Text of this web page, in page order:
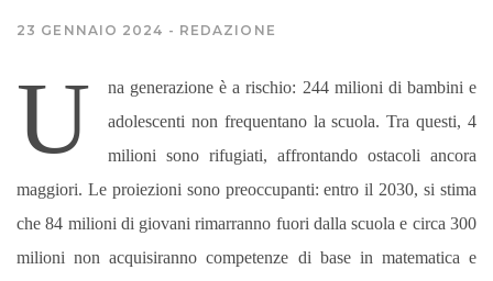
SALUTE
EDITORIALI
PUNTI DI VISTA
23 GENNAIO 2024 REDAZIONE
U
na generazione è a rischio: 244 milioni di bambini e
adolescenti non frequentano la scuola. Tra questi, 4
milioni sono rifugiati, affrontando ostacoli ancora
maggiori. Le proiezioni sono preoccupanti: entro il 2030, si stima
che 84 milioni di giovani rimarranno fuori dalla scuola e circa 300
milioni non acquisiranno competenze di base in matematica e